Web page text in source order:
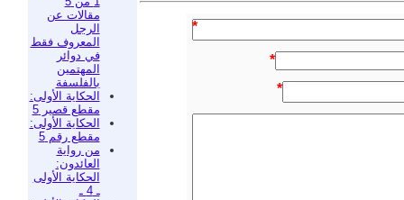
مقالات عن
الرجل
المعروف فقط
في دوائر
المهتمين
بالفلسفة
الحكاية الأولى:
مقطع قصير 5
الحكاية الأولى:
مقطع رقم 5
من رواية
العائدون:
الحكاية الأولى
ـ 4 ـ
*
*
*